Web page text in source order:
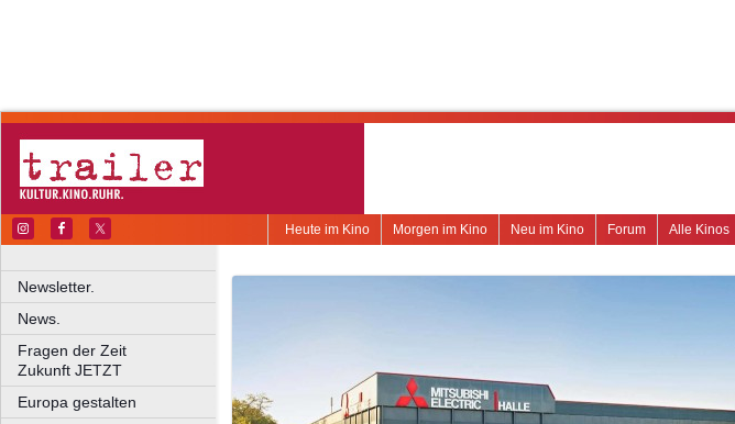
Alle Kinos
Forum
Neu im Kino
Morgen im Kino
Heute im Kino
Newsletter.
News.
Fragen der Zeit
Zukunft JETZT
Europa gestalten